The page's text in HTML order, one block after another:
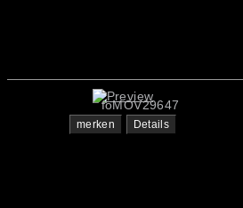
foMOV29647
merken Details